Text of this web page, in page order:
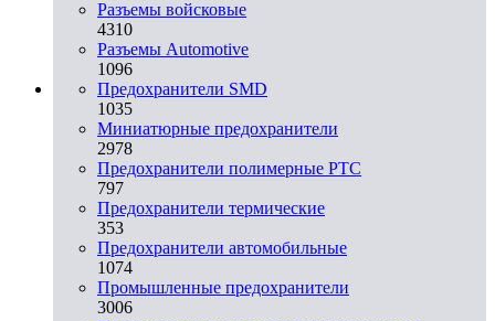
Разъемы войсковые
4310
Разъeмы Automotive
1096
Предохранители SMD
1035
Миниатюрные предохранители
2978
Предохранители полимерные PTC
797
Предохранители термические
353
Предохранители автомобильные
1074
Промышленные предохранители
3006